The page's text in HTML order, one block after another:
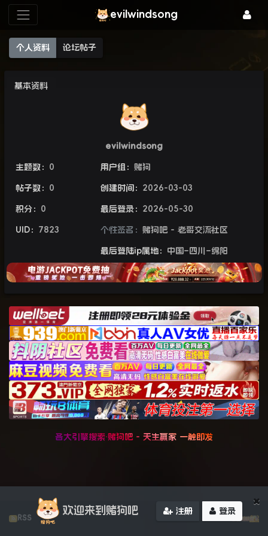
evilwindsong
个人资料 论坛帖子
基本资料
evilwindsong
主题数： 0
帖子数： 0
积分： 0
UID： 7823
用户组： 赌狗
创建时间： 2026-03-03
最后登录： 2026-05-30
个性签名： 赌狗吧 - 老哥交流社区
最后登陆ip属地： 中国–四川–绵阳
各大引擎搜索·赌狗吧 - 天生赢家 一触即发
RSS
×
欢迎来到赌狗吧 注册 登录